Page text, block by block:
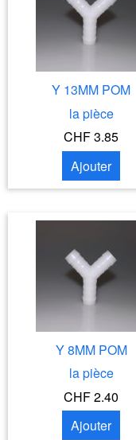
Y 13MM POM
la pièce
CHF 3.85
Ajouter
Y 8MM POM
la pièce
CHF 2.40
Ajouter